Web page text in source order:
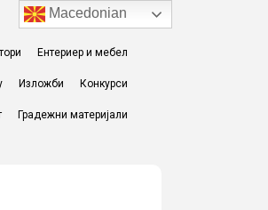
Ентериер и мебел
Изложби Конкурси
Градежни материјали
Macedonian